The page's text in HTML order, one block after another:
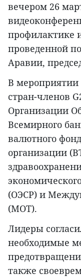
вечером 26
профилактике
проведенной
Аравии,
В
стран-членов
Организации
Всемирного
валютного
организации
(ОЭСР) и
(МОТ).
Лидеры
необходимые
также